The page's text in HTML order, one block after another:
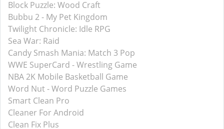
Block Puzzle: Wood Craft
Bubbu 2 - My Pet Kingdom
Twilight Chronicle: Idle RPG
Sea War: Raid
Candy Smash Mania: Match 3 Pop
WWE SuperCard - Wrestling Game
NBA 2K Mobile Basketball Game
Word Nut - Word Puzzle Games
Smart Clean Pro
Cleaner For Android
Clean Fix Plus